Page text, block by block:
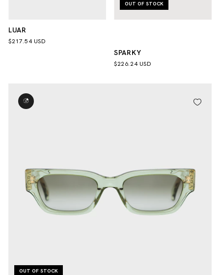
LUAR
$217.54 USD
OUT OF STOCK
SPARKY
$226.24 USD
OUT OF STOCK